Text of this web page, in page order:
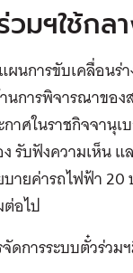
วมฯใช้กล
นการขับเคลื่อนร่
นการพิจารณาขอ
าศในราชกิจจานุ
รับฟังความเห็น แ
ายค่ารถไฟฟ้า
ต่อไป
ดการระบบตั๋วร่ว